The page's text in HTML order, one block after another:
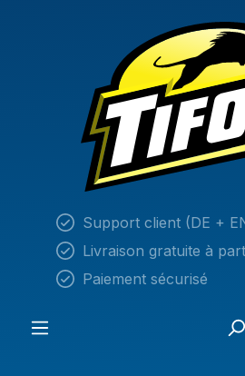
Support client (DE +
Livraison gratuite à
Paiement sécurisé